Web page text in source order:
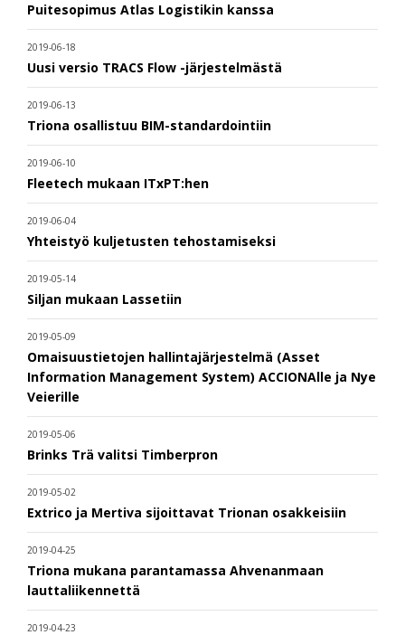
Puitesopimus Atlas Logistikin kanssa
2019-06-18
Uusi versio TRACS Flow -järjestelmästä
2019-06-13
Triona osallistuu BIM-standardointiin
2019-06-10
Fleetech mukaan ITxPT:hen
2019-06-04
Yhteistyö kuljetusten tehostamiseksi
2019-05-14
Siljan mukaan Lassetiin
2019-05-09
Omaisuustietojen hallintajärjestelmä (Asset
Information Management System) ACCIONAlle ja Nye
Veierille
2019-05-06
Brinks Trä valitsi Timberpron
2019-05-02
Extrico ja Mertiva sijoittavat Trionan osakkeisiin
2019-04-25
Triona mukana parantamassa Ahvenanmaan
lauttaliikennettä
2019-04-23